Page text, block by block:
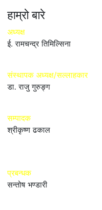
हाम्रो बारे
अध्यक्ष
ई. रामचन्द्र तिमिल्सिना
संस्थापक अध्यक्ष/सल्लाहकार
डा. राजु गुरुङ्ग
सम्पादक
श्रीकृष्ण ढकाल
प्रबन्धक
सन्तोष भण्डारी